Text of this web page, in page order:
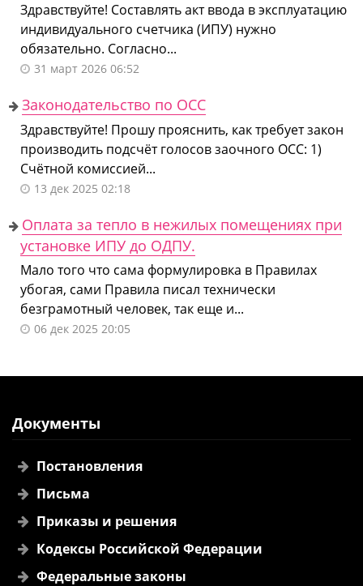
Здравствуйте! Составлять акт ввода в эксплуатацию
индивидуального счетчика (ИПУ) нужно
обязательно. Согласно...
31 март 2026 06:52
Законодательство по ОСС
Здравствуйте! Прошу прояснить, как требует закон
производить подсчёт голосов заочного ОСС: 1)
Счётной комиссией...
13 дек 2025 02:18
Оплата за тепло в нежилых помещениях при
установке ИПУ до ОДПУ.
Мало того что сама формулировка в Правилах
убогая, сами Правила писал технически
безграмотный человек, так еще и...
06 дек 2025 20:05
Документы
Постановления
Письма
Приказы и решения
Кодексы Российской Федерации
Федеральные законы